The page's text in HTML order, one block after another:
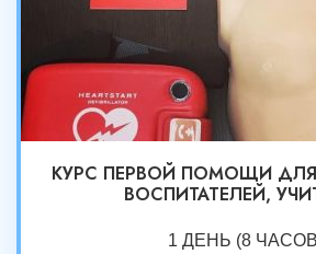
КУРС ПЕРВОЙ ПОМОЩИ
ВОСПИТАТЕЛЕЙ,
1 ДЕНЬ (8